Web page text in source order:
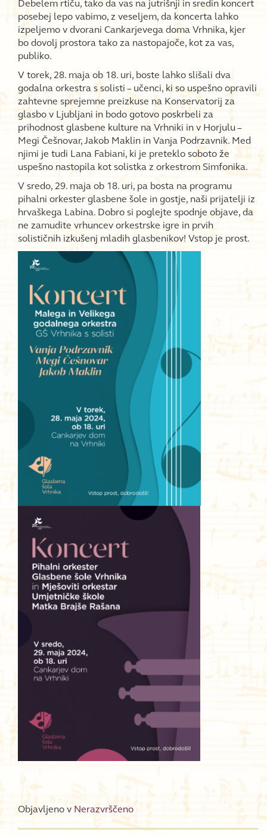
Debelem rtiču, tako da vas na jutrišnji in sredin koncert
posebej lepo vabimo, z veseljem, da koncerta lahko
izpeljemo v dvorani Cankarjevega doma Vrhnika, kjer
bo dovolj prostora tako za nastopajoče, kot za vas,
publiko.
V torek, 28. maja ob 18. uri, boste lahko slišali dva
godalna orkestra s solisti – učenci, ki so uspešno opravili
zahtevne sprejemne preizkuse na Konservatorij za
glasbo v Ljubljani in bodo gotovo poskrbeli za
prihodnost glasbene kulture na Vrhniki in v Horjulu –
Megi Češnovar, Jakob Maklin in Vanja Podrzavnik. Med
njimi je tudi Lana Fabiani, ki je preteklo soboto že
uspešno nastopila kot solistka z orkestrom Simfonika.
V sredo, 29. maja ob 18. uri, pa bosta na programu
pihalni orkester glasbene šole in gostje, naši prijatelji iz
hrvaškega Labina. Dobro si poglejte spodnje objave, da
ne zamudite vrhuncev orkestrske igre in prvih
solističnih izkušenj mladih glasbenikov! Vstop je prost.
Objavljeno v Nerazvrščeno